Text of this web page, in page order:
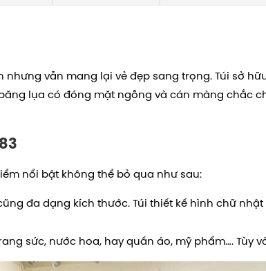
nhưng vẫn mang lại vẻ đẹp sang trọng. Túi sở
lụa có đóng mặt ngỗng và cán màng chắc
nổi bật không thể bỏ qua như sau:
đa dạng kích thước. Túi thiết kế hình chữ
sức, nước hoa, hay quần áo, mỹ phẩm…. Tùy